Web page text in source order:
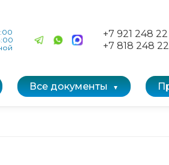
+7 921 248
+7 818 248
Все документы